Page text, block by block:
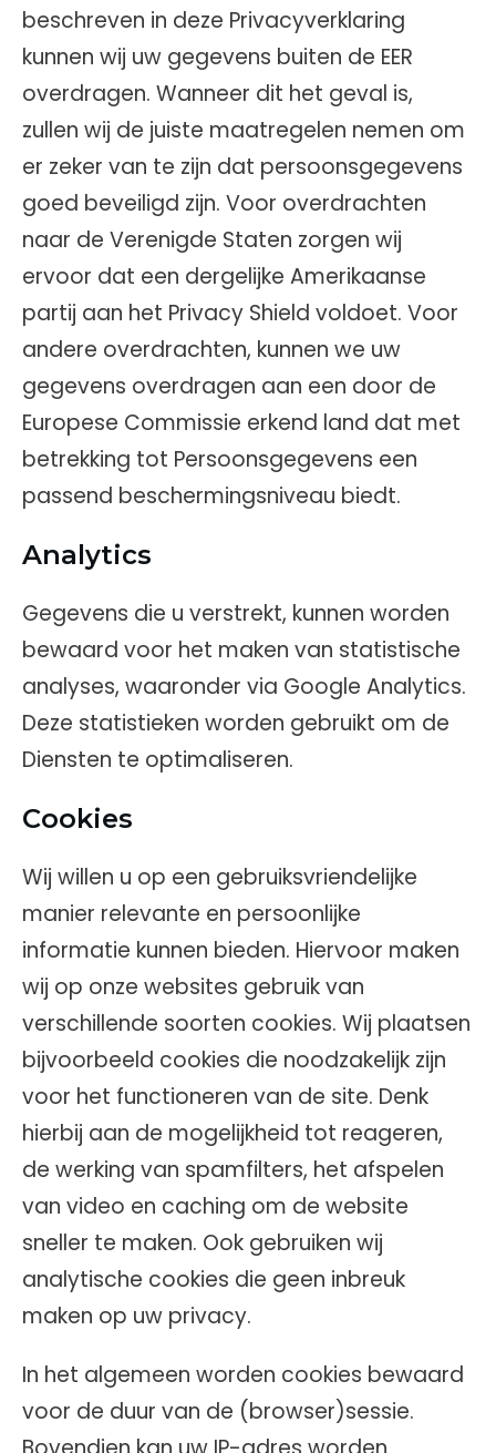
beschreven in deze Privacyverklaring
kunnen wij uw gegevens buiten de EER
overdragen. Wanneer dit het geval is,
zullen wij de juiste maatregelen nemen om
er zeker van te zijn dat persoonsgegevens
goed beveiligd zijn. Voor overdrachten
naar de Verenigde Staten zorgen wij
ervoor dat een dergelijke Amerikaanse
partij aan het Privacy Shield voldoet. Voor
andere overdrachten, kunnen we uw
gegevens overdragen aan een door de
Europese Commissie erkend land dat met
betrekking tot Persoonsgegevens een
passend beschermingsniveau biedt.
Analytics
Gegevens die u verstrekt, kunnen worden
bewaard voor het maken van statistische
analyses, waaronder via Google Analytics.
Deze statistieken worden gebruikt om de
Diensten te optimaliseren.
Cookies
Wij willen u op een gebruiksvriendelijke
manier relevante en persoonlijke
informatie kunnen bieden. Hiervoor maken
wij op onze websites gebruik van
verschillende soorten cookies. Wij plaatsen
bijvoorbeeld cookies die noodzakelijk zijn
voor het functioneren van de site. Denk
hierbij aan de mogelijkheid tot reageren,
de werking van spamfilters, het afspelen
van video en caching om de website
sneller te maken. Ook gebruiken wij
analytische cookies die geen inbreuk
maken op uw privacy.
In het algemeen worden cookies bewaard
voor de duur van de (browser)sessie.